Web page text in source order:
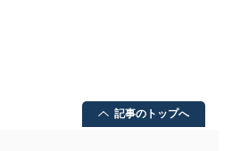
記事のトップへ